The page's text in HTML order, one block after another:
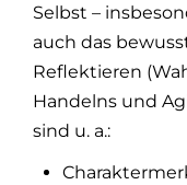
Selbst –
auch das
Reflektieren
Handelns und
sind u. a.: